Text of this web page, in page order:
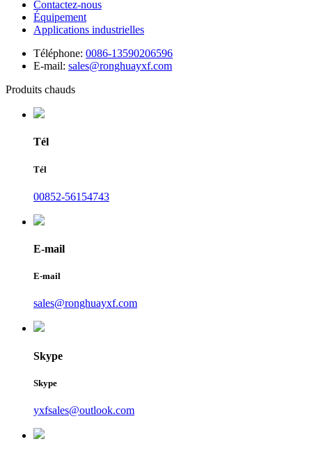
Contactez-nous
Équipement
Applications industrielles
Téléphone: 0086-13590206596
E-mail: sales@ronghuayxf.com
Produits chauds
Tél
Tél
00852-56154743
E-mail
E-mail
sales@ronghuayxf.com
Skype
Skype
yxfsales@outlook.com